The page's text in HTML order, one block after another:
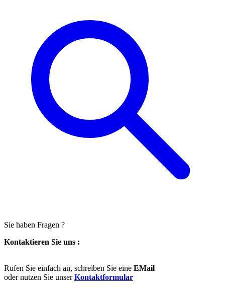
Sie haben Fragen ?
Kontaktieren Sie uns :
Rufen Sie einfach an, schreiben Sie eine EMail
oder nutzen Sie unserKontaktformular